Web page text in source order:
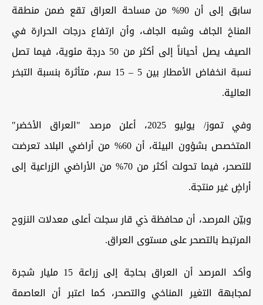
سابق إلى أن 90% من مساحة العراق تقع ضمن منطقة
المناخ الجاف وشبه الجاف، وأن ارتفاع درجات الحرارة في
الصيف يصل أحياناً إلى أكثر من 50 درجة مئوية، فيما تصل
نسبة انخفاض الأمطار بين 5 – 15 سم، متأثرة بنسبة التبخر
العالية.
وفي تموز/ يوليو 2025، أعلن مرصد "العراق الأخضر"
المتخصص بشؤون البيئة، أن 60% من أراضي البلاد تعرضت
للتصحر، فيما تحولت أكثر من 70% من الأراضي الزراعية إلى
أراضٍ غير منتجة.
وبيّن المرصد، أن محافظة ذي قار سجلت أعلى معدلات النزوح
المرتبط بالتصحر على مستوى العراق.
وأكد المرصد أن العراق بحاجة إلى زراعة 15 مليار شجرة
لمجابهة التغير المناخي والتصحر، كما اعتبر أن العاصمة